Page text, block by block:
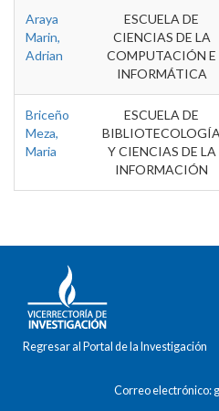
Araya
Marin,
Adrian
ESCUELA DE
CIENCIAS DE LA
COMPUTACIÓN E
INFORMÁTICA
Briceño
Meza,
Maria
ESCUELA DE
BIBLIOTECOLOGÍA
Y CIENCIAS DE LA
INFORMACIÓN
Regresar al Portal de la Investigación
Correo electrónico: